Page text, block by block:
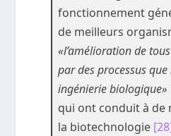
fonctionnement
de meilleurs
«l’amélioration de
par des processus
ingénierie biologique»
qui ont conduit à de
la biotechnologie